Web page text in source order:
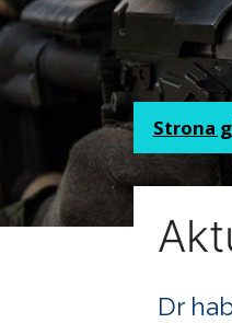
Strona
Dr